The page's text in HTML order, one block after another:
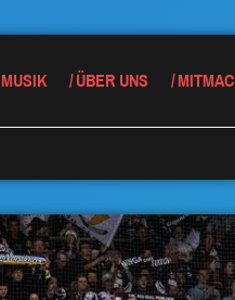
MUSIK ÜBER UNS